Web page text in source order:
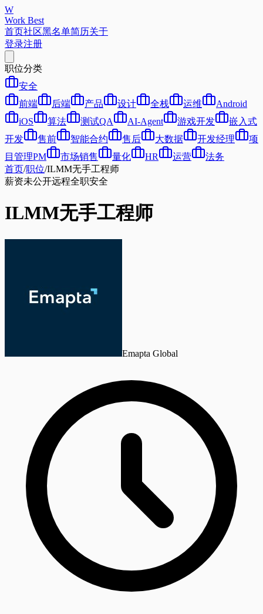
W
Work Best
首页社区黑名单简历关于
登录注册
职位分类
安全
前端
后端 产品 设计 全栈 运维
Android
iOS
算法 测试QA AI-Agent 游戏开发
嵌入式
开发
售前 智能合约 售后 大数据 开发经理
项
目管理PM
市场销售 量化 HR 运营
法务
首页/职位/ILMM无手工程师
薪资未公开远程全职安全
ILMM无手工程师
Emapta Global